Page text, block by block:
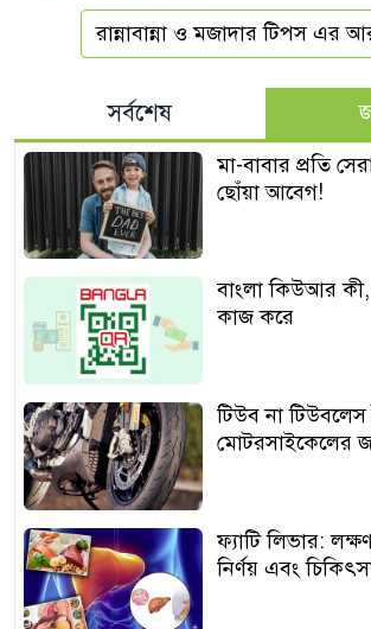
রান্নাবান্না ও মজাদার টিপস এর
সর্বশেষ
মা-বাবার প্রতি
ছোঁয়া আবেগ!
বাংলা কিউআর
কাজ করে
টিউব না
মোটরসাইকেলের
ফ্যাটি লিভার:
নির্ণয় এবং